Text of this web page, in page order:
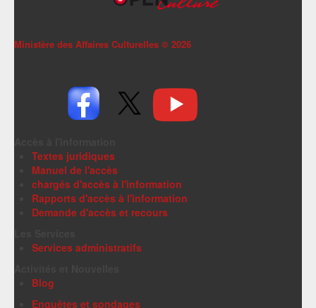
Ministère des Affaires Culturelles © 2026
Textes juridiques
Manuel de l'accès
chargés d'accès à l'information
Rapports d'accès à l'information
Demande d'accès et recours
Services administratifs
Blog
Enquêtes et sondages